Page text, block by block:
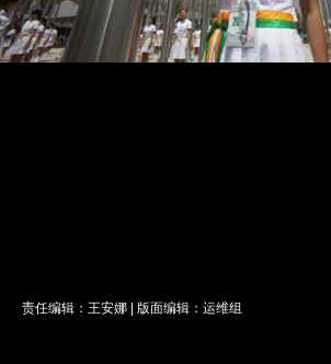
责任编辑：王安娜 | 版面编辑：运维组